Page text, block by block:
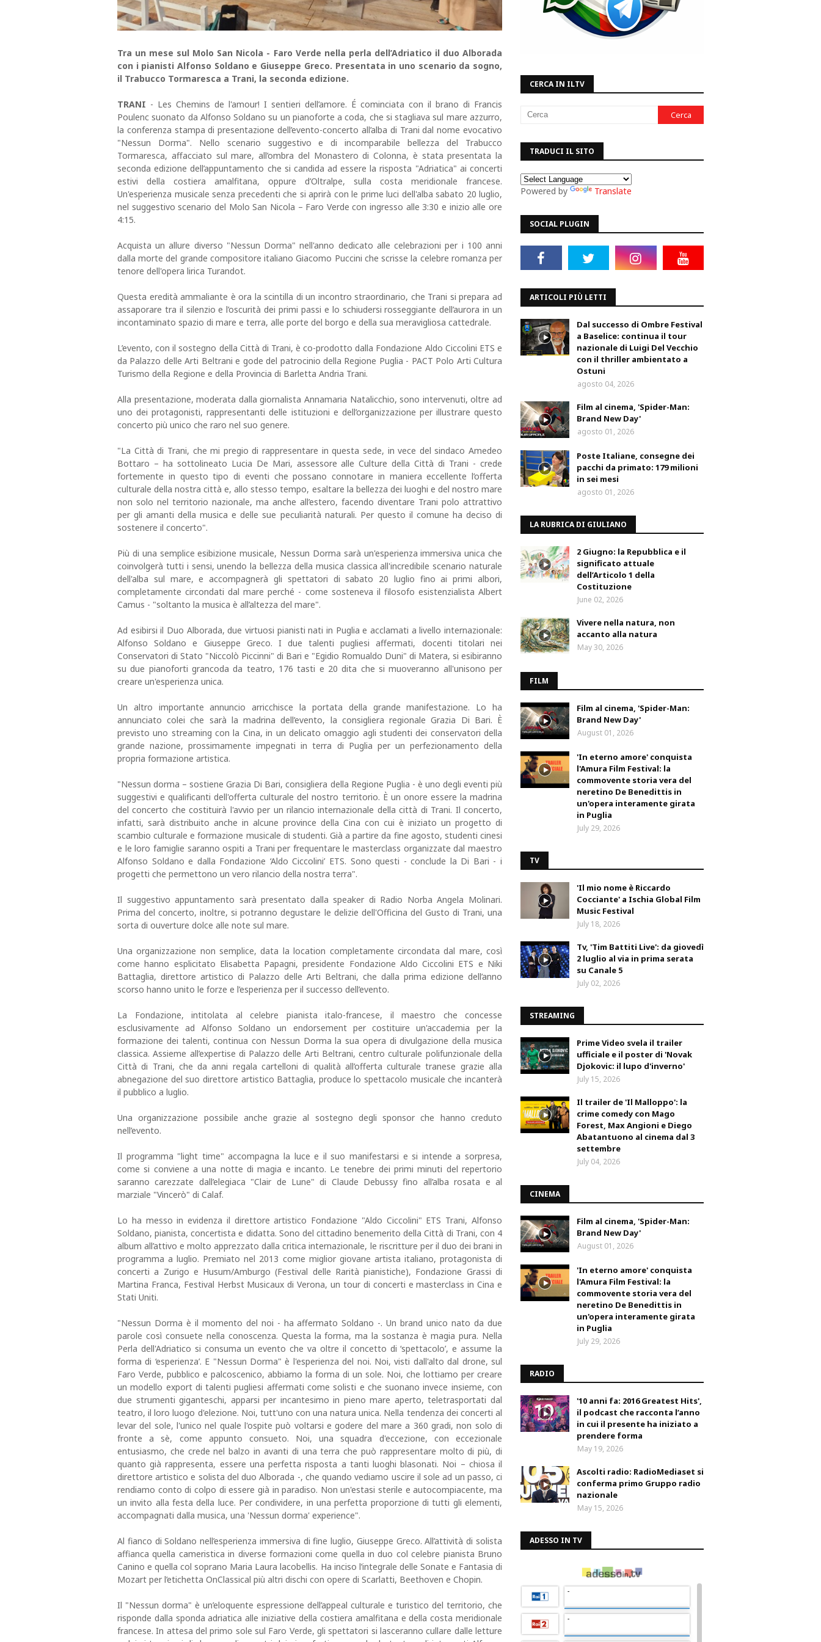
Tra un mese sul Molo San Nicola - Faro Verde nella perla dell’Adriatico il duo Alborada
con i pianisti Alfonso Soldano e Giuseppe Greco. Presentata in uno scenario da sogno,
il Trabucco Tormaresca a Trani, la seconda edizione.
TRANI - Les Chemins de l'amour! I sentieri dell’amore. É cominciata con il brano di Francis
Poulenc suonato da Alfonso Soldano su un pianoforte a coda, che si stagliava sul mare azzurro,
la conferenza stampa di presentazione dell’evento-concerto all’alba di Trani dal nome evocativo
"Nessun Dorma". Nello scenario suggestivo e di incomparabile bellezza del Trabucco
Tormaresca, affacciato sul mare, all’ombra del Monastero di Colonna, è stata presentata la
seconda edizione dell’appuntamento che si candida ad essere la risposta "Adriatica" ai concerti
estivi della costiera amalfitana, oppure d’Oltralpe, sulla costa meridionale francese.
Un'esperienza musicale senza precedenti che si aprirà con le prime luci dell'alba sabato 20 luglio,
nel suggestivo scenario del Molo San Nicola – Faro Verde con ingresso alle 3:30 e inizio alle ore
4:15.
Acquista un allure diverso "Nessun Dorma" nell'anno dedicato alle celebrazioni per i 100 anni
dalla morte del grande compositore italiano Giacomo Puccini che scrisse la celebre romanza per
tenore dell'opera lirica Turandot.
Questa eredità ammaliante è ora la scintilla di un incontro straordinario, che Trani si prepara ad
assaporare tra il silenzio e l’oscurità dei primi passi e lo schiudersi rosseggiante dell’aurora in un
incontaminato spazio di mare e terra, alle porte del borgo e della sua meravigliosa cattedrale.
L’evento, con il sostegno della Città di Trani, è co-prodotto dalla Fondazione Aldo Ciccolini ETS e
da Palazzo delle Arti Beltrani e gode del patrocinio della Regione Puglia - PACT Polo Arti Cultura
Turismo della Regione e della Provincia di Barletta Andria Trani.
Alla presentazione, moderata dalla giornalista Annamaria Natalicchio, sono intervenuti, oltre ad
uno dei protagonisti, rappresentanti delle istituzioni e dell’organizzazione per illustrare questo
concerto più unico che raro nel suo genere.
"La Città di Trani, che mi pregio di rappresentare in questa sede, in vece del sindaco Amedeo
Bottaro – ha sottolineato Lucia De Mari, assessore alle Culture della Città di Trani - crede
fortemente in questo tipo di eventi che possano connotare in maniera eccellente l’offerta
culturale della nostra città e, allo stesso tempo, esaltare la bellezza dei luoghi e del nostro mare
non solo nel territorio nazionale, ma anche all’estero, facendo diventare Trani polo attrattivo
per gli amanti della musica e delle sue peculiarità naturali. Per questo il comune ha deciso di
sostenere il concerto".
Più di una semplice esibizione musicale, Nessun Dorma sarà un'esperienza immersiva unica che
coinvolgerà tutti i sensi, unendo la bellezza della musica classica all'incredibile scenario naturale
dell'alba sul mare, e accompagnerà gli spettatori di sabato 20 luglio fino ai primi albori,
completamente circondati dal mare perché - come sosteneva il filosofo esistenzialista Albert
Camus - "soltanto la musica è all’altezza del mare".
Ad esibirsi il Duo Alborada, due virtuosi pianisti nati in Puglia e acclamati a livello internazionale:
Alfonso Soldano e Giuseppe Greco. I due talenti pugliesi affermati, docenti titolari nei
Conservatori di Stato "Niccolò Piccinni" di Bari e "Egidio Romualdo Duni" di Matera, si esibiranno
su due pianoforti grancoda da teatro, 176 tasti e 20 dita che si muoveranno all'unisono per
creare un'esperienza unica.
Un altro importante annuncio arricchisce la portata della grande manifestazione. Lo ha
annunciato colei che sarà la madrina dell’evento, la consigliera regionale Grazia Di Bari. È
previsto uno streaming con la Cina, in un delicato omaggio agli studenti dei conservatori della
grande nazione, prossimamente impegnati in terra di Puglia per un perfezionamento della
propria formazione artistica.
"Nessun dorma – sostiene Grazia Di Bari, consigliera della Regione Puglia - è uno degli eventi più
suggestivi e qualificanti dell'offerta culturale del nostro territorio. È un onore essere la madrina
del concerto che costituirà l'avvio per un rilancio internazionale della città di Trani. Il concerto,
infatti, sarà distribuito anche in alcune province della Cina con cui è iniziato un progetto di
scambio culturale e formazione musicale di studenti. Già a partire da fine agosto, studenti cinesi
e le loro famiglie saranno ospiti a Trani per frequentare le masterclass organizzate dal maestro
Alfonso Soldano e dalla Fondazione ‘Aldo Ciccolini’ ETS. Sono questi - conclude la Di Bari - i
progetti che permettono un vero rilancio della nostra terra".
Il suggestivo appuntamento sarà presentato dalla speaker di Radio Norba Angela Molinari.
Prima del concerto, inoltre, si potranno degustare le delizie dell'Officina del Gusto di Trani, una
sorta di ouverture dolce alle note sul mare.
Una organizzazione non semplice, data la location completamente circondata dal mare, così
come hanno esplicitato Elisabetta Papagni, presidente Fondazione Aldo Ciccolini ETS e Niki
Battaglia, direttore artistico di Palazzo delle Arti Beltrani, che dalla prima edizione dell’anno
scorso hanno unito le forze e l’esperienza per il successo dell’evento.
La Fondazione, intitolata al celebre pianista italo-francese, il maestro che concesse
esclusivamente ad Alfonso Soldano un endorsement per costituire un'accademia per la
formazione dei talenti, continua con Nessun Dorma la sua opera di divulgazione della musica
classica. Assieme all’expertise di Palazzo delle Arti Beltrani, centro culturale polifunzionale della
Città di Trani, che da anni regala cartelloni di qualità all’offerta culturale tranese grazie alla
abnegazione del suo direttore artistico Battaglia, produce lo spettacolo musicale che incanterà
il pubblico a luglio.
Una organizzazione possibile anche grazie al sostegno degli sponsor che hanno creduto
nell’evento.
Il programma "light time" accompagna la luce e il suo manifestarsi e si intende a sorpresa,
come si conviene a una notte di magia e incanto. Le tenebre dei primi minuti del repertorio
saranno carezzate dall’elegiaca "Clair de Lune" di Claude Debussy fino all’alba rosata e al
marziale "Vincerò" di Calaf.
Lo ha messo in evidenza il direttore artistico Fondazione "Aldo Ciccolini" ETS Trani, Alfonso
Soldano, pianista, concertista e didatta. Sono del cittadino benemerito della Città di Trani, con 4
album all’attivo e molto apprezzato dalla critica internazionale, le riscritture per il duo dei brani in
programma a luglio. Premiato nel 2013 come miglior giovane artista italiano, protagonista di
concerti a Zurigo e Husum/Amburgo (Festival delle Rarità pianistiche), Fondazione Grassi di
Martina Franca, Festival Herbst Musicaux di Verona, un tour di concerti e masterclass in Cina e
Stati Uniti.
"Nessun Dorma è il momento del noi - ha affermato Soldano -. Un brand unico nato da due
parole così consuete nella conoscenza. Questa la forma, ma la sostanza è magia pura. Nella
Perla dell'Adriatico si consuma un evento che va oltre il concetto di ‘spettacolo’, e assume la
forma di ‘esperienza’. E "Nessun Dorma" è l'esperienza del noi. Noi, visti dall'alto dal drone, sul
Faro Verde, pubblico e palcoscenico, abbiamo la forma di un sole. Noi, che lottiamo per creare
un modello export di talenti pugliesi affermati come solisti e che suonano invece insieme, con
due strumenti giganteschi, apparsi per incantesimo in pieno mare aperto, teletrasportati dal
teatro, il loro luogo d'elezione. Noi, tutt'uno con una natura unica. Nella tendenza dei concerti al
levar del sole, l'unico nel quale l'ospite può voltarsi e godere del mare a 360 gradi, non solo di
fronte a sè, come appunto consueto. Noi, una squadra d'eccezione, con eccezionale
entusiasmo, che crede nel balzo in avanti di una terra che può rappresentare molto di più, di
quanto già rappresenta, essere una perfetta risposta a tanti luoghi blasonati. Noi – chiosa il
direttore artistico e solista del duo Alborada -, che quando vediamo uscire il sole ad un passo, ci
rendiamo conto di colpo di essere già in paradiso. Non un'estasi sterile e autocompiacente, ma
un invito alla festa della luce. Per condividere, in una perfetta proporzione di tutti gli elementi,
accompagnati dalla musica, una 'Nessun dorma' experience".
Al fianco di Soldano nell’esperienza immersiva di fine luglio, Giuseppe Greco. All’attività di solista
affianca quella cameristica in diverse formazioni come quella in duo col celebre pianista Bruno
Canino e quella col soprano Maria Laura lacobellis. Ha inciso l’integrale delle Sonate e Fantasia di
Mozart per l’etichetta OnClassical più altri dischi con opere di Scarlatti, Beethoven e Chopin.
Il "Nessun dorma" è un’eloquente espressione dell’appeal culturale e turistico del territorio, che
risponde dalla sponda adriatica alle iniziative della costiera amalfitana e della costa meridionale
francese. In attesa del primo sole sul Faro Verde, gli spettatori si lasceranno cullare dalle letture
CERCA IN ILTV
TRADUCI IL SITO
Powered by Translate
SOCIAL PLUGIN
ARTICOLI PIÙ LETTI
Dal successo di Ombre Festival
a Baselice: continua il tour
nazionale di Luigi Del Vecchio
con il thriller ambientato a
Ostuni
agosto 04, 2026
Film al cinema, 'Spider-Man:
Brand New Day'
agosto 01, 2026
Poste Italiane, consegne dei
pacchi da primato: 179 milioni
in sei mesi
agosto 01, 2026
LA RUBRICA DI GIULIANO
2 Giugno: la Repubblica e il
significato attuale
dell’Articolo 1 della
Costituzione
June 02, 2026
Vivere nella natura, non
accanto alla natura
May 30, 2026
FILM
Film al cinema, 'Spider-Man:
Brand New Day'
August 01, 2026
'In eterno amore' conquista
l'Amura Film Festival: la
commovente storia vera del
neretino De Benedittis in
un'opera interamente girata
in Puglia
July 29, 2026
TV
'Il mio nome è Riccardo
Cocciante' a Ischia Global Film
Music Festival
July 18, 2026
Tv, 'Tim Battiti Live': da giovedì
2 luglio al via in prima serata
su Canale 5
July 02, 2026
STREAMING
Prime Video svela il trailer
ufficiale e il poster di 'Novak
Djokovic: il lupo d'inverno'
July 15, 2026
Il trailer de 'Il Malloppo': la
crime comedy con Mago
Forest, Max Angioni e Diego
Abatantuono al cinema dal 3
settembre
July 04, 2026
CINEMA
Film al cinema, 'Spider-Man:
Brand New Day'
August 01, 2026
'In eterno amore' conquista
l'Amura Film Festival: la
commovente storia vera del
neretino De Benedittis in
un'opera interamente girata
in Puglia
July 29, 2026
RADIO
'10 anni fa: 2016 Greatest Hits',
il podcast che racconta l’anno
in cui il presente ha iniziato a
prendere forma
May 19, 2026
Ascolti radio: RadioMediaset si
conferma primo Gruppo radio
nazionale
May 15, 2026
ADESSO IN TV